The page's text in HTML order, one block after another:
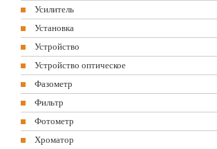
Усилитель
Установка
Устройство
Устройство оптическое
Фазометр
Фильтр
Фотометр
Хроматор